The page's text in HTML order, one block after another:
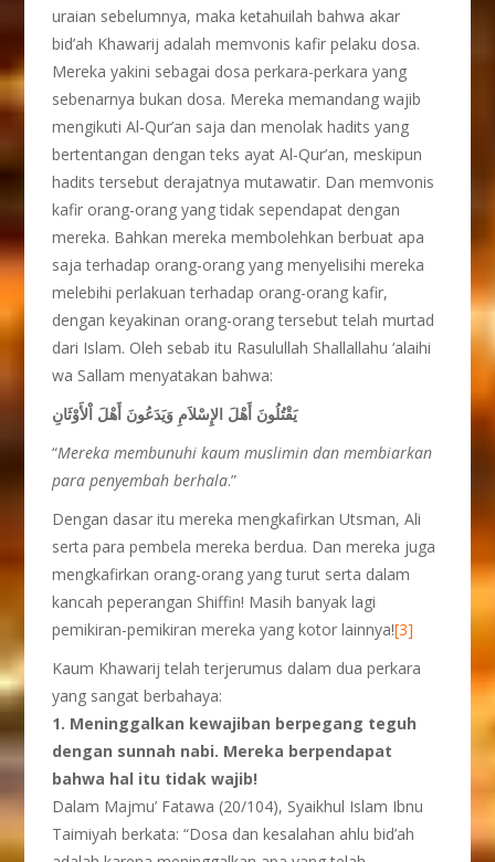
uraian sebelumnya, maka ketahuilah bahwa akar
bid’ah Khawarij adalah memvonis kafir pelaku dosa.
Mereka yakini sebagai dosa perkara-perkara yang
sebenarnya bukan dosa. Mereka memandang wajib
mengikuti Al-Qur’an saja dan menolak hadits yang
bertentangan dengan teks ayat Al-Qur’an, meskipun
hadits tersebut derajatnya mutawatir. Dan memvonis
kafir orang-orang yang tidak sependapat dengan
mereka. Bahkan mereka membolehkan berbuat apa
saja terhadap orang-orang yang menyelisihi mereka
melebihi perlakuan terhadap orang-orang kafir,
dengan keyakinan orang-orang tersebut telah murtad
dari Islam. Oleh sebab itu Rasulullah Shallallahu ‘alaihi
wa Sallam menyatakan bahwa:
يَقْتُلُونَ أَهْلَ الإِسْلاَمِ وَيَدَعُونَ أَهْلَ اْلأَوْثَانِ
“Mereka membunuhi kaum muslimin dan membiarkan
para penyembah berhala.”
Dengan dasar itu mereka mengkafirkan Utsman, Ali
serta para pembela mereka berdua. Dan mereka juga
mengkafirkan orang-orang yang turut serta dalam
kancah peperangan Shiffin! Masih banyak lagi
pemikiran-pemikiran mereka yang kotor lainnya![3]
Kaum Khawarij telah terjerumus dalam dua perkara
yang sangat berbahaya:
1. Meninggalkan kewajiban berpegang teguh
dengan sunnah nabi. Mereka berpendapat
bahwa hal itu tidak wajib!
Dalam Majmu’ Fatawa (20/104), Syaikhul Islam Ibnu
Taimiyah berkata: “Dosa dan kesalahan ahlu bid’ah